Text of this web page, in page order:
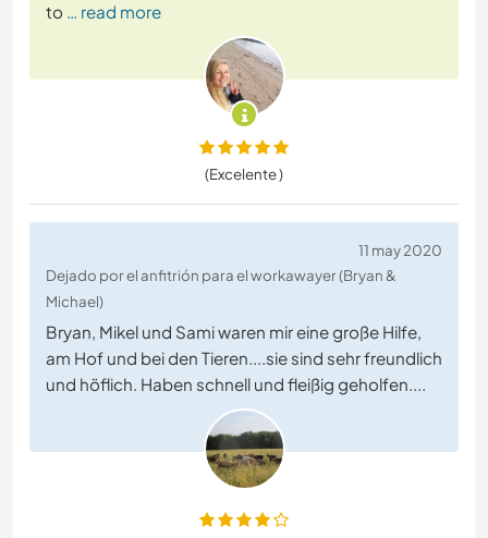
to … read more
(Excelente )
11 may 2020
Dejado por el anfitrión para el workawayer (Bryan &
Michael)
Bryan, Mikel und Sami waren mir eine große Hilfe,
am Hof und bei den Tieren....sie sind sehr freundlich
und höflich. Haben schnell und fleißig geholfen....